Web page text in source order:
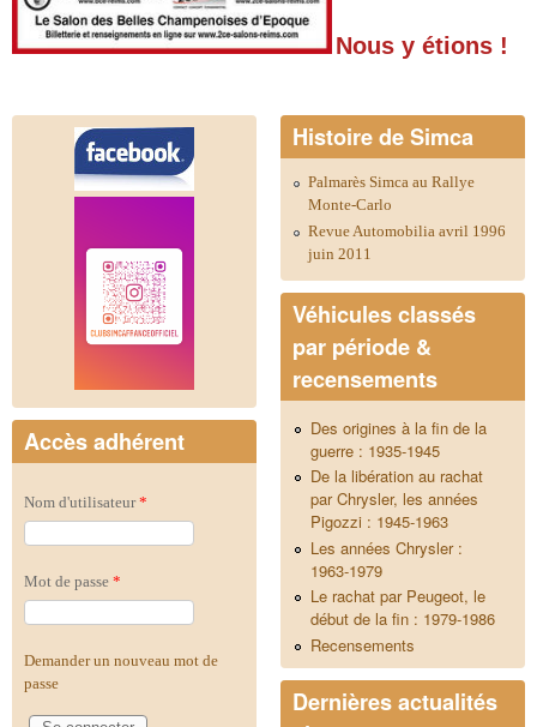
Nous y étions !
Accès adhérent
Nom d'utilisateur*
Mot de passe *
Demander un nouveau mot de
passe
Histoire de Simca
Palmarès Simca au Rallye
Monte-Carlo
Revue Automobilia avril 1996
juin 2011
Véhicules classés
par période &
recensements
Des origines à la fin de la
guerre : 1935-1945
De la libération au rachat
par Chrysler, les années
Pigozzi : 1945-1963
Les années Chrysler :
1963-1979
Le rachat par Peugeot, le
début de la fin : 1979-1986
Recensements
Dernières actualités